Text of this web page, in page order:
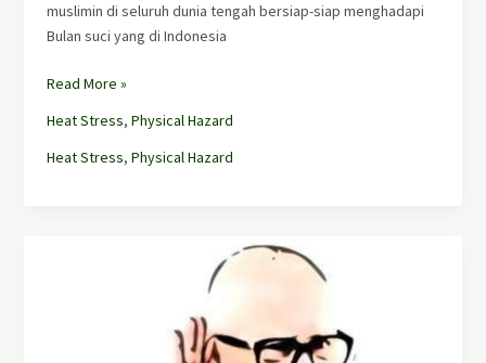
muslimin di seluruh dunia tengah bersiap-siap menghadapi
Bulan suci yang di Indonesia
Read More »
Heat Stress, Physical Hazard
Heat Stress, Physical Hazard